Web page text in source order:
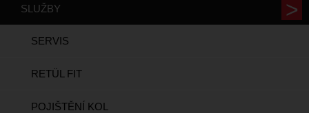
SLUŽBY
SERVIS
RETÜL FIT
POJIŠTĚNÍ KOL